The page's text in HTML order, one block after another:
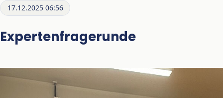
17.12.2025 06:56
Expertenfragerunde